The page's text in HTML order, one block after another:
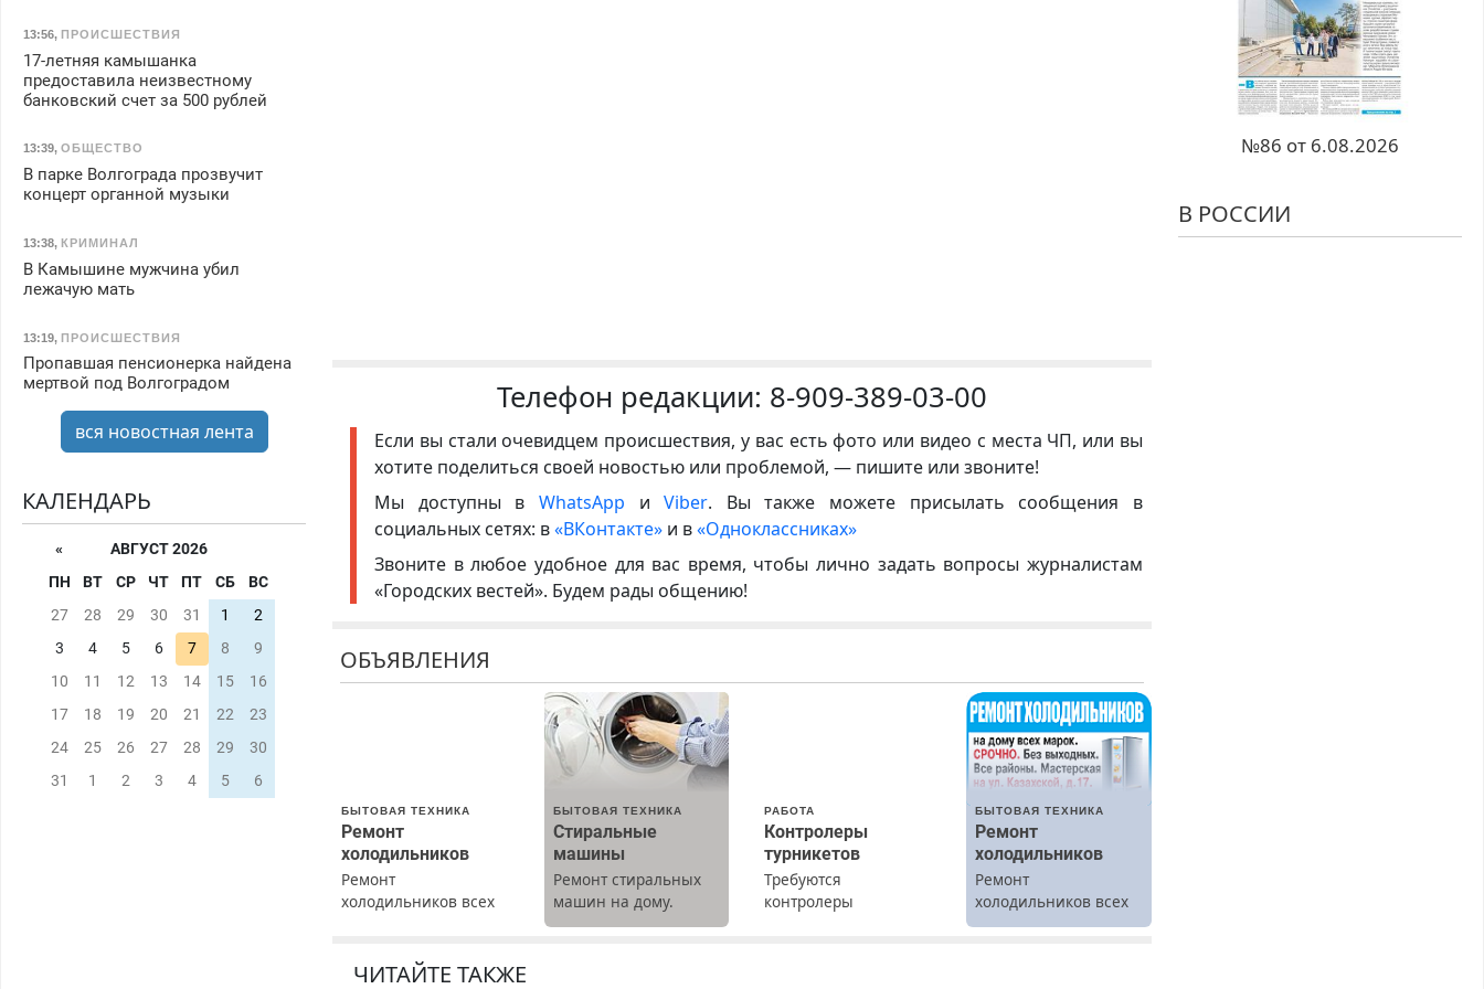
Телефон редакции: 8-909-389-03-00
Если вы стали очевидцем происшествия, у вас есть фото или видео с места ЧП, или вы
хотите поделиться своей новостью или проблемой, — пишите или звоните!
Мы доступны в WhatsApp иViber. Вы также можете присылать сообщения в
социальных сетях: в«ВКонтакте» и в«Одноклассниках»
Звоните в любое удобное для вас время, чтобы лично задать вопросы журналистам
«Городских вестей». Будем рады общению!
ОБЪЯВЛЕНИЯ
БЫТОВАЯ ТЕХНИКА
Ремонт
холодильников
Ремонт
холодильников всех
резины. Качественно.
БЫТОВАЯ ТЕХНИКА
Стиральные
машины
Ремонт стиральных
машин на дому.
Выезд и диагностика
РАБОТА
Контролеры
турникетов
Требуются
контролеры
БЫТОВАЯ ТЕХНИКА
Ремонт
холодильников
Ремонт
холодильников всех
марок на дому.
ЧИТАЙТЕ ТАКЖЕ
13:56, ПРОИСШЕСТВИЯ
17-летняя камышанка
предоставила неизвестному
банковский счет за 500 рублей
13:39, ОБЩЕСТВО
В парке Волгограда прозвучит
концерт органной музыки
13:38, КРИМИНАЛ
В Камышине мужчина убил
лежачую мать
13:19, ПРОИСШЕСТВИЯ
Пропавшая пенсионерка найдена
мертвой под Волгоградом
вся новостная лента
КАЛЕНДАРЬ
«
АВГУСТ 2026
ПН
ВТ СР ЧТ ПТ СБ
ВС
27
28 29 30 31 1
2
3
4 5 6 7 8
9
10
11 12 13 14 15
16
17
18 19 20 21 22
23
24
25 26 27 28 29
30
31
1 2 3 4 5 6
№86 от 6.08.2026
В РОССИИ